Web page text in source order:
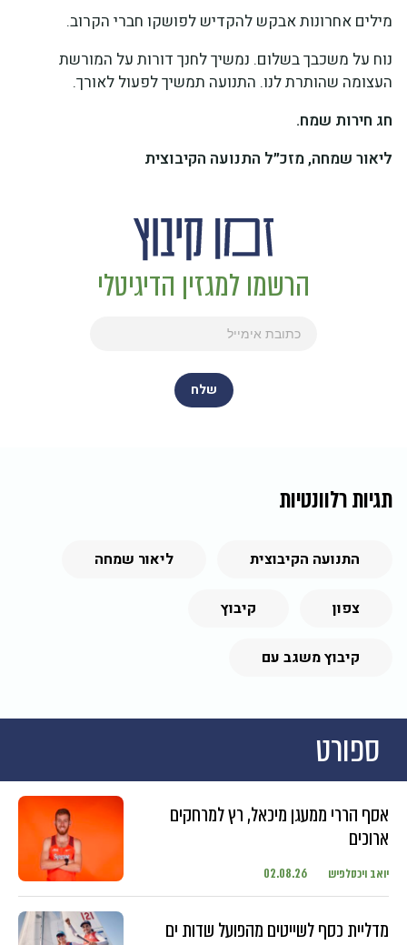
מילים אחרונות אבקש להקדיש לפושקו חברי הקרוב.
נוח על משכבך בשלום. נמשיך לחנך דורות על המורשת
העצומה שהותרת לנו. התנועה תמשיך לפעול לאורך.
חג חירות שמח.
ליאור שמחה,מזכ״ל התנועה הקיבוצית
הרשמו למגזין הדיגיטלי
תגיות רלוונטיות
התנועה הקיבוצית ליאור שמחה
צפון קיבוץ
קיבוץ משגב עם
ספורט
אסף הררי ממעגן מיכאל, רץ למרחקים
ארוכים
יואב ויכסלפיש 02.08.26
מדליית כסף לשייטים מהפועל שדות ים